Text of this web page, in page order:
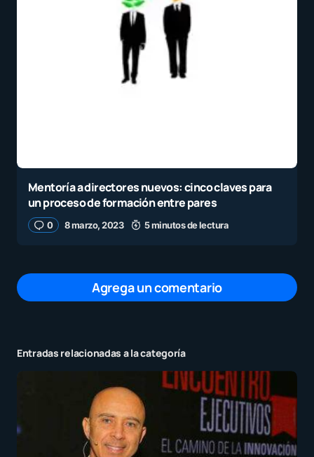
Mentoría a directores nuevos: cinco claves para
un proceso de formación entre pares
0 8 marzo, 2023 5 minutos de lectura
Agrega un comentario
Tu dirección de correo electrónico no será
Los campos obligatorios están
marcados con*
Entradas relacionadas a la categoría